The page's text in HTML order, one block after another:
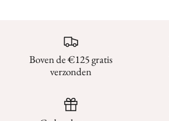
Boven de €125 gratis
verzonden